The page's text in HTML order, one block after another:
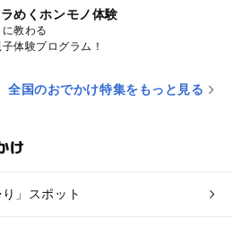
めくホンモノ体験
教わる
体験プログラム！
全国のおでかけ特集をもっと見る
け
」スポット